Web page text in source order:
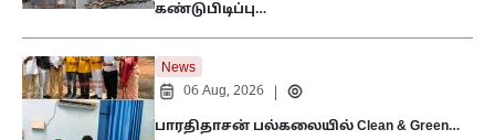
கண்டுபிடிப்பு…
News
06 Aug, 2026
பாரதிதாசன் பல்கலையில் Clean & Green…